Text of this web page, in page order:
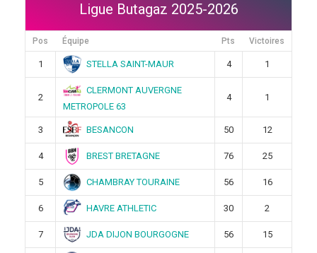
Ligue Butagaz 2025-2026
Pos Équipe Pts Victoires
1 STELLA SAINT-MAUR 4 1
2
CLERMONT AUVERGNE
METROPOLE 63
4 1
3 BESANCON 50 12
4 BREST BRETAGNE 76 25
5 CHAMBRAY TOURAINE 56 16
6 HAVRE ATHLETIC 30 2
7 JDA DIJON BOURGOGNE 56 15